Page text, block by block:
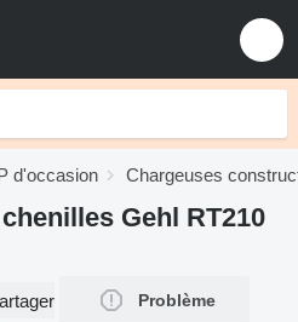
d'occasion Chargeuses
Gehl RT210
Problème